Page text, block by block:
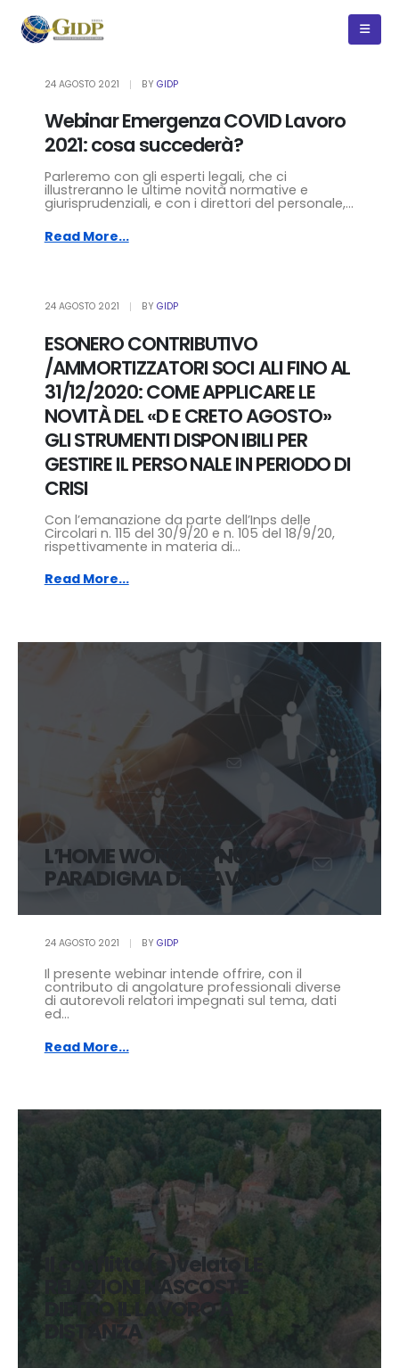
24 AGOSTO 2021 BY GIDP
Webinar Emergenza COVID Lavoro
2021: cosa succederà?
Parleremo con gli esperti legali, che ci
illustreranno le ultime novità normative e
giurisprudenziali, e con i direttori del personale,...
Read More...
24 AGOSTO 2021 BY GIDP
ESONERO CONTRIBUTIVO
/AMMORTIZZATORI SOCI ALI FINO AL
31/12/2020: COME APPLICARE LE
NOVITÀ DEL «D E CRETO AGOSTO»
GLI STRUMENTI DISPON IBILI PER
GESTIRE IL PERSO NALE IN PERIODO DI
CRISI
Con l’emanazione da parte dell’Inps delle
Circolari n. 115 del 30/9/20 e n. 105 del 18/9/20,
rispettivamente in materia di...
Read More...
L’HOME WORKING NUOVO
PARADIGMA DEL LAVORO
24 AGOSTO 2021 BY GIDP
Il presente webinar intende offrire, con il
contributo di angolature professionali diverse
di autorevoli relatori impegnati sul tema, dati
ed...
Read More...
Il conflitto (s)velato LE
RELAZIONI NASCOSTE
DIETRO IL LAVORO A
DISTANZA